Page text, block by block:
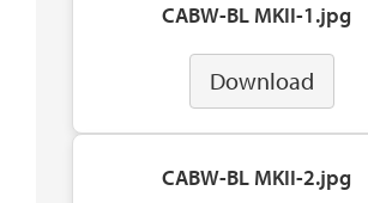
CABW-BL MKII-1.jpg
Download
CABW-BL MKII-2.jpg